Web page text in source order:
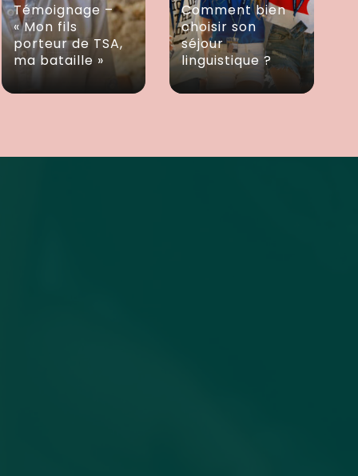
Témoignage –
« Mon fils
porteur de TSA,
ma bataille »
Comment bien
choisir son
séjour
linguistique ?